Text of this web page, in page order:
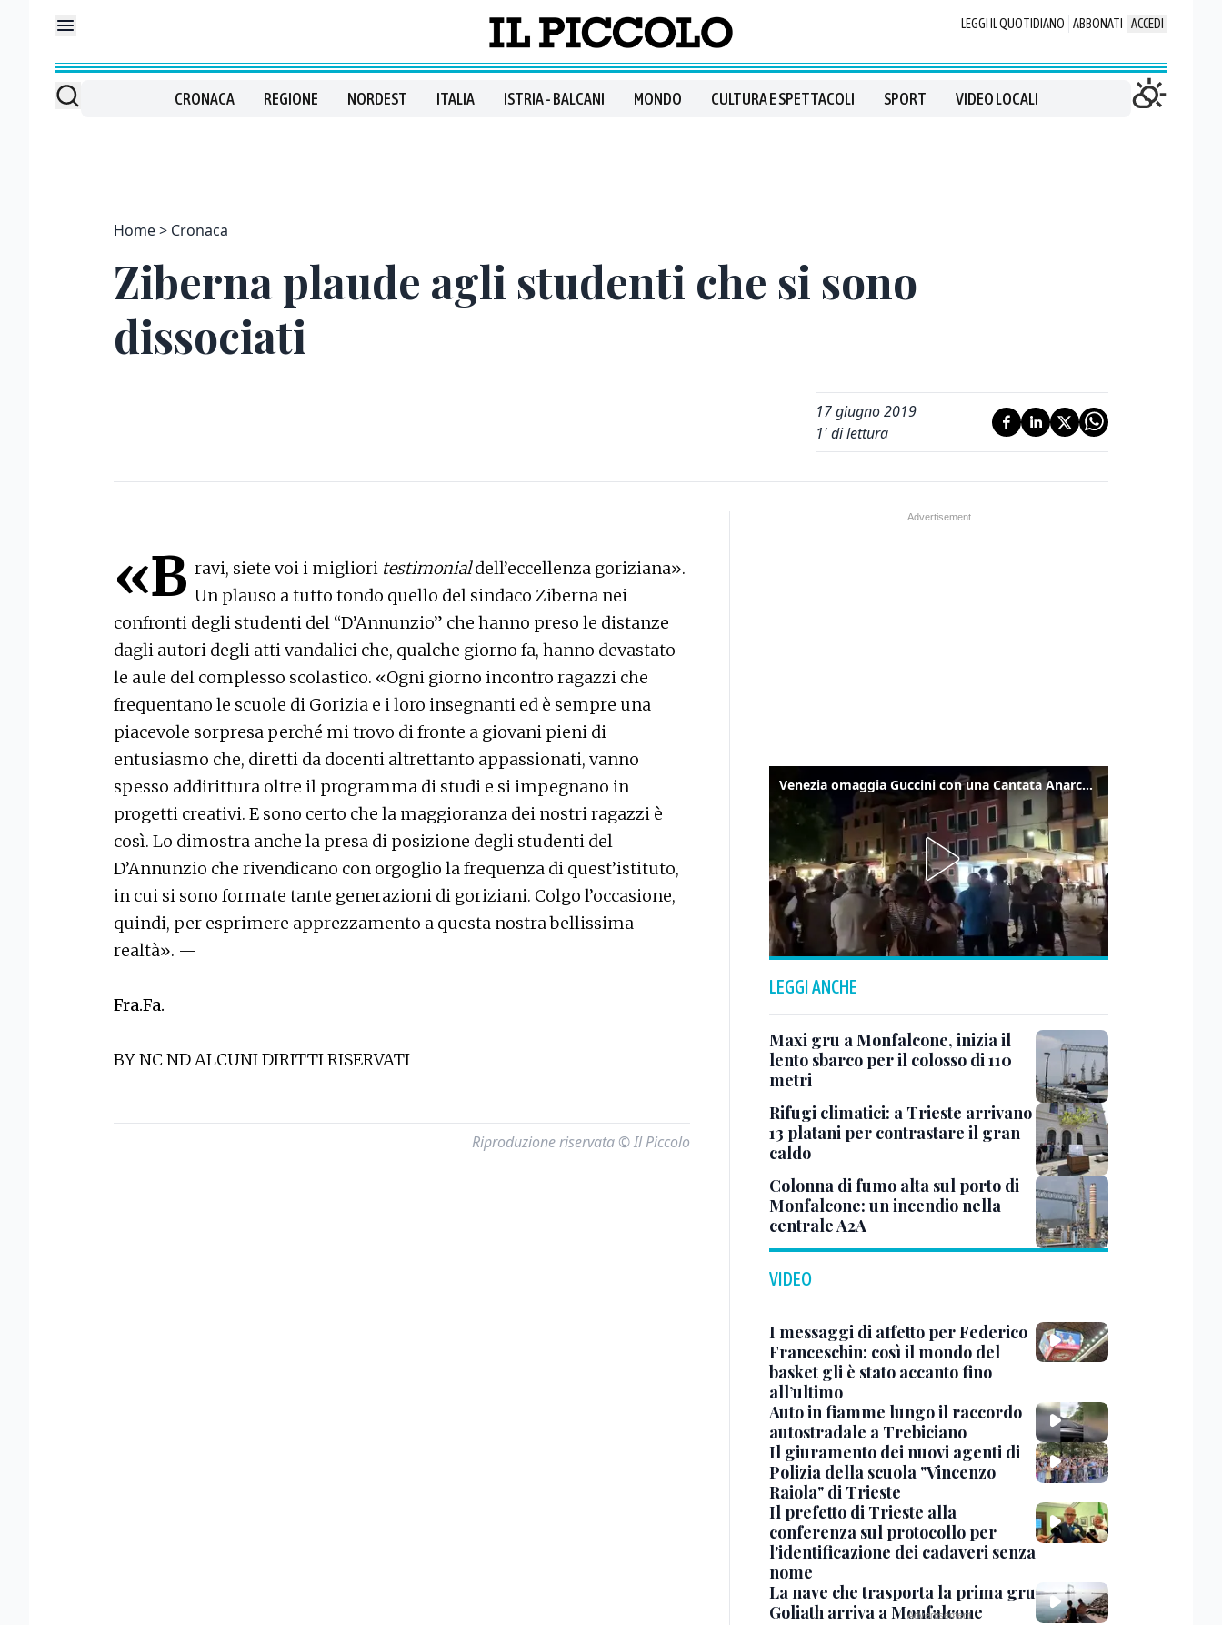
LEGGI IL QUOTIDIANO ABBONATI ACCEDI
CRONACA REGIONE NORDEST ITALIA ISTRIA - BALCANI MONDO CULTURA E SPETTACOLI SPORT VIDEO LOCALI
Home Cronaca
Ziberna plaude agli studenti che si sono
dissociati
17 giugno 2019
1' di lettura
«B ravi, siete voi i migliori testimonialdell’eccellenza goriziana».
Un plauso a tutto tondo quello del sindaco Ziberna nei
confronti degli studenti del “D’Annunzio” che hanno preso le distanze
dagli autori degli atti vandalici che, qualche giorno fa, hanno devastato
le aule del complesso scolastico. «Ogni giorno incontro ragazzi che
frequentano le scuole di Gorizia e i loro insegnanti ed è sempre una
piacevole sorpresa perché mi trovo di fronte a giovani pieni di
entusiasmo che, diretti da docenti altrettanto appassionati, vanno
spesso addirittura oltre il programma di studi e si impegnano in
progetti creativi. E sono certo che la maggioranza dei nostri ragazzi è
così. Lo dimostra anche la presa di posizione degli studenti del
D’Annunzio che rivendicano con orgoglio la frequenza di quest’istituto,
in cui si sono formate tante generazioni di goriziani. Colgo l’occasione,
quindi, per esprimere apprezzamento a questa nostra bellissima
realtà». —
Fra.Fa.
BY NC ND ALCUNI DIRITTI RISERVATI
Riproduzione riservata © Il Piccolo
Venezia omaggia Guccini con una Cantata Anarchica in campo Santa Margherita
LEGGI ANCHE
Maxi gru a Monfalcone, inizia il
lento sbarco per il colosso di 110
metri
Rifugi climatici: a Trieste arrivano
13 platani per contrastare il gran
caldo
Colonna di fumo alta sul porto di
Monfalcone: un incendio nella
centrale A2A
VIDEO
I messaggi di affetto per Federico
Franceschin: così il mondo del
basket gli è stato accanto fino
all’ultimo
Auto in fiamme lungo il raccordo
autostradale a Trebiciano
Il giuramento dei nuovi agenti di
Polizia della scuola "Vincenzo
Raiola" di Trieste
Il prefetto di Trieste alla
conferenza sul protocollo per
l'identificazione dei cadaveri senza
nome
La nave che trasporta la prima gru
Goliath arriva a Monfalcone